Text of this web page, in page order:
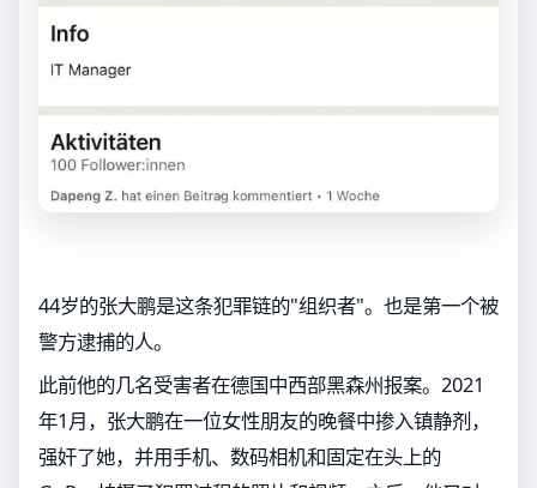
44岁的张大鹏是这条犯罪链的"组织者"。也是第一个被
警方逮捕的人。
此前他的几名受害者在德国中西部黑森州报案。2021
年1月，张大鹏在一位女性朋友的晚餐中掺入镇静剂，
强奸了她，并用手机、数码相机和固定在头上的